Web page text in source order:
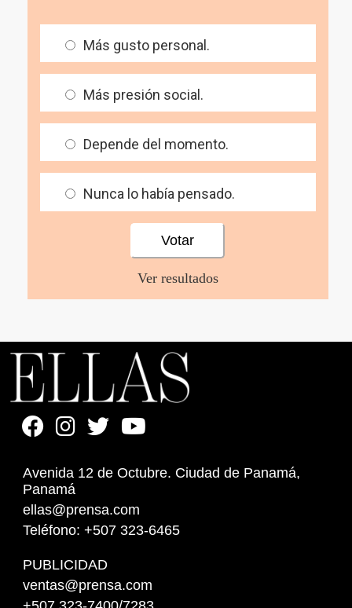
Más gusto personal.
Más presión social.
Depende del momento.
Nunca lo había pensado.
Ver resultados
Avenida 12 de Octubre. Ciudad de Panamá,
Panamá
ellas@prensa.com
Teléfono: +507 323-6465
PUBLICIDAD
ventas@prensa.com